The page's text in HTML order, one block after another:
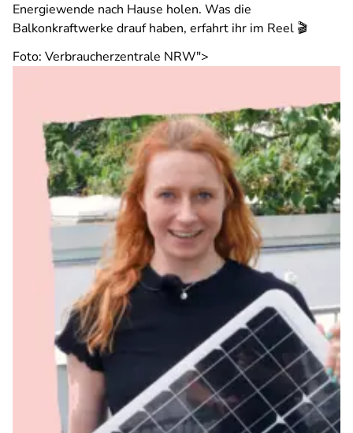
Energiewende nach Hause holen. Was die
Balkonkraftwerke drauf haben, erfahrt ihr im Reel 🎬
Foto: Verbraucherzentrale NRW">